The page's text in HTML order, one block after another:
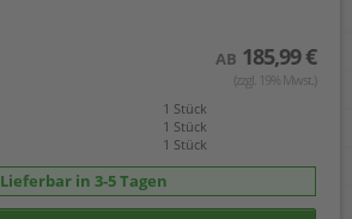
AB 185,99 €
(zzgl. 19% Mwst.)
1 Stück
1 Stück
1 Stück
Lieferbar in 3-5 Tagen